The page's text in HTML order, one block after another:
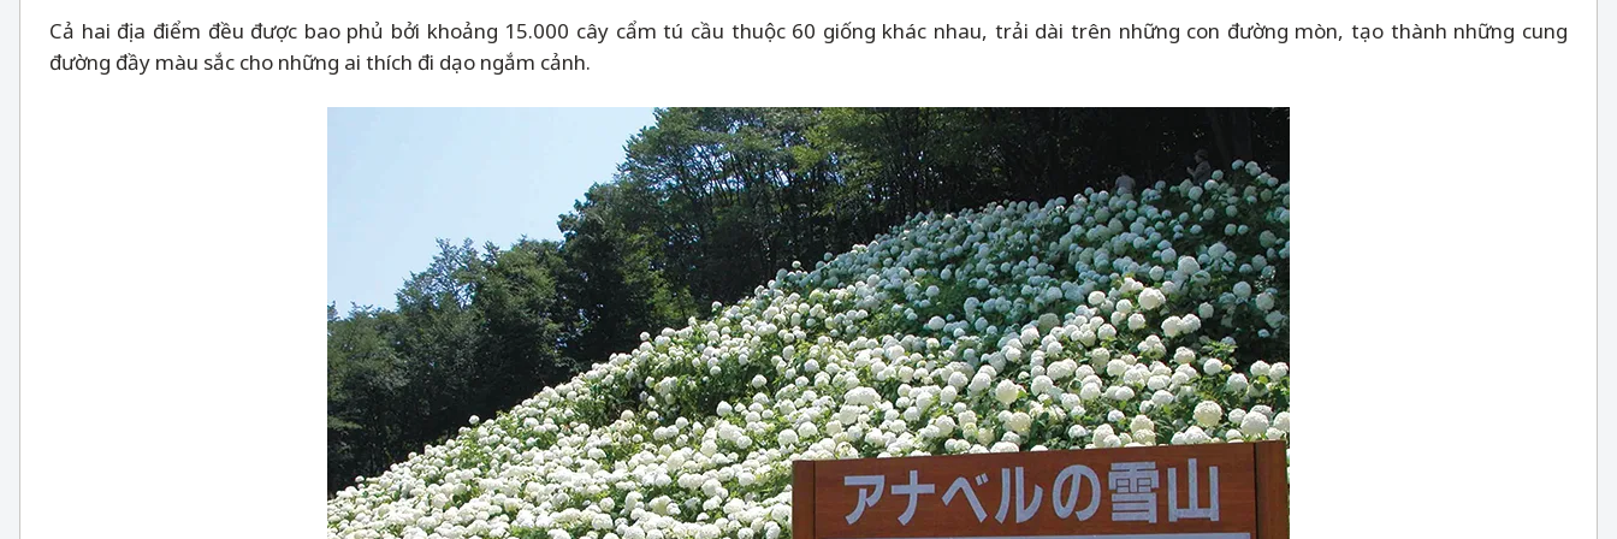
Cả hai địa điểm đều được bao phủ bởi khoảng 15.000 cây cẩm tú cầu thuộc 60 giống khác nhau, trải dài trên những con đường mòn, tạo thành những cung
đường đầy màu sắc cho những ai thích đi dạo ngắm cảnh.